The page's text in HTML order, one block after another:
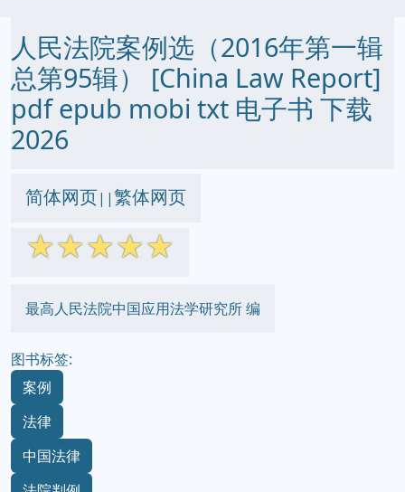
人民法院案例选（2016年第一辑
总第95辑） [China Law Report]
pdf epub mobi txt 电子书 下载
2026
简体网页||繁体网页
☆☆☆☆☆
最高人民法院中国应用法学研究所 编
图书标签:
案例
法律
中国法律